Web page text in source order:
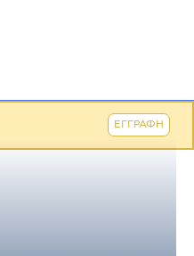
ΕΓΓΡΑΦΗ